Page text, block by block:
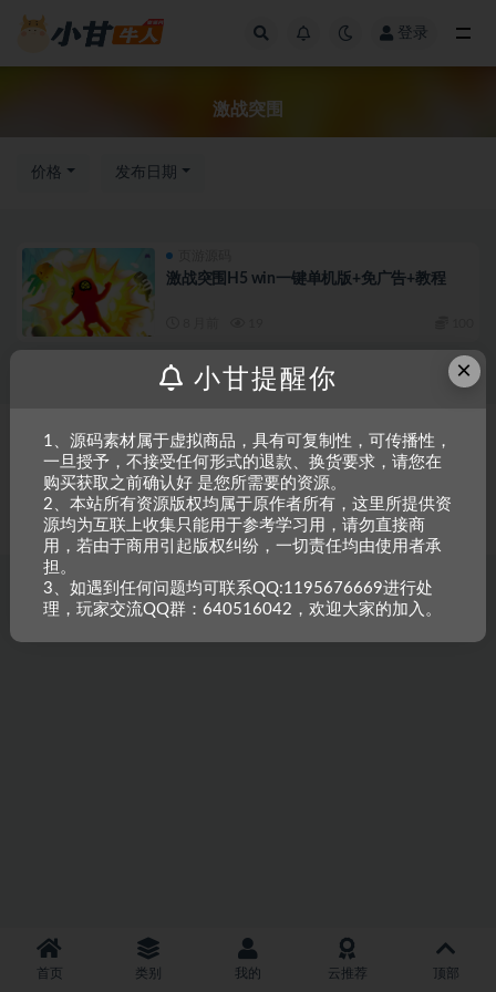
登录
激战突围
价格 发布日期
激战突围H5 win一键单机版+免广告+教程
Copyright © 2023 小甘牛人资源网 - All rights reserved
粤ICP备2023002201
号-1
本站是一个坚持做精品资源的网站，会长期坚持更新资源，以共享为原则，尊
重原创，如需搬资源请先与站长沟通，恶意搬运封禁账号。
首页 类别 我的 云推荐 顶部
×
小甘提醒你
1、源码素材属于虚拟商品，具有可复制性，可传播性，
一旦授予，不接受任何形式的退款、换货要求，请您在
购买获取之前确认好 是您所需要的资源。
2、本站所有资源版权均属于原作者所有，这里所提供资
源均为互联上收集只能用于参考学习用，请勿直接商
用，若由于商用引起版权纠纷，一切责任均由使用者承
担。
3、如遇到任何问题均可联系QQ:1195676669进行处
理，玩家交流QQ群：640516042，欢迎大家的加入。